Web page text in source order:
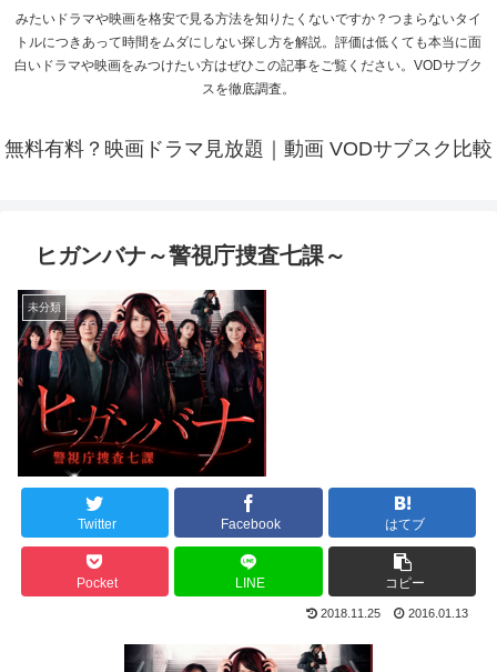
みたいドラマや映画を格安で見る方法を知りたくないですか？つまらないタイ
トルにつきあって時間をムダにしない探し方を解説。評価は低くても本当に面
白いドラマや映画をみつけたい方はぜひこの記事をご覧ください。VODサブク
スを徹底調査。
無料有料？映画ドラマ見放題｜動画 VODサブスク比較
ヒガンバナ～警視庁捜査七課～
未分類
Twitter Facebook はてブ
Pocket LINE コピー
2018.11.25 2016.01.13